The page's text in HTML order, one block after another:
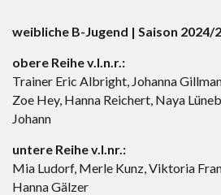
weibliche B-Jugend | Saison 2024/
obere Reihe v.l.n.r.:
Trainer Eric Albright, Johanna
Zoe Hey, Hanna Reichert, Naya
Johann
untere Reihe v.l.nr.:
Mia Ludorf, Merle Kunz, Viktoria
Hanna Gälzer